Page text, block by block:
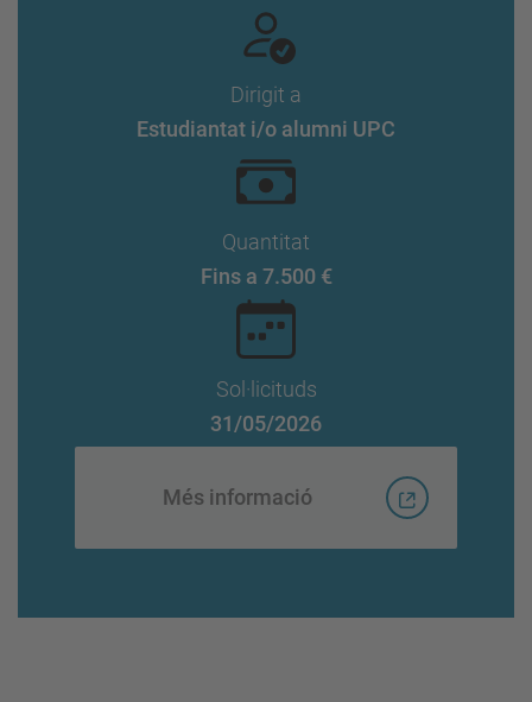
Dirigit a
Estudiantat i/o alumni UPC
Quantitat
Fins a 7.500 €
Sol·licituds
31/05/2026
Més informació